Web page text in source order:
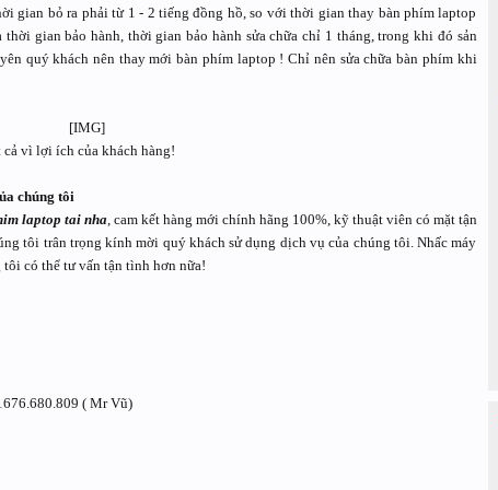
gian bỏ ra phải từ 1 - 2 tiếng đồng hồ, so với thời gian thay bàn phím laptop
gian bảo hành, thời gian bảo hành sửa chữa chỉ 1 tháng, trong khi đó sản
quý khách nên thay mới bàn phím laptop ! Chỉ nên sửa chữa bàn phím khi
cả vì lợi ích của khách hàng!
chúng tôi
laptop tai nha, cam kết hàng mới chính hãng 100%, kỹ thuật viên có mặt tận
tôi trân trọng kính mời quý khách sử dụng dịch vụ của chúng tôi. Nhấc máy
tôi có thể tư vấn tận tình hơn nữa!
( Mr Vũ)